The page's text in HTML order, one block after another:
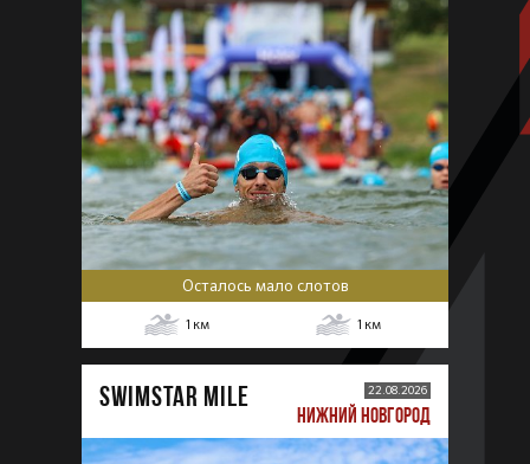
Осталось мало слотов
1 км 1 км
SWIMSTAR MILE 22.08.2026
НИЖНИЙ НОВГОРОД